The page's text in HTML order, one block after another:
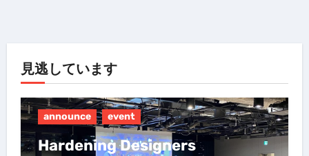
見逃しています
announce event
Hardening Designers